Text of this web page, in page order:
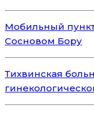
Мобильный
Сосновом Бору
Тихвинская